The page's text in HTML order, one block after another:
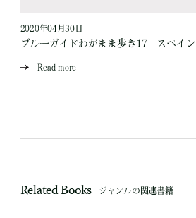
2020年04月30日
ブルーガイドわがまま歩き17 スペイン
Read more
Related Books ジャンルの関連書籍